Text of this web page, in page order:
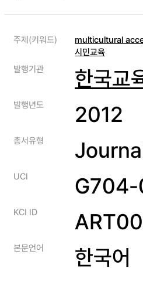
주제(키워드) multicultural
시민교육
발행기관
한국교
발행년도 2012
총서유형
UCI
KCI ID
본문언어 한국어